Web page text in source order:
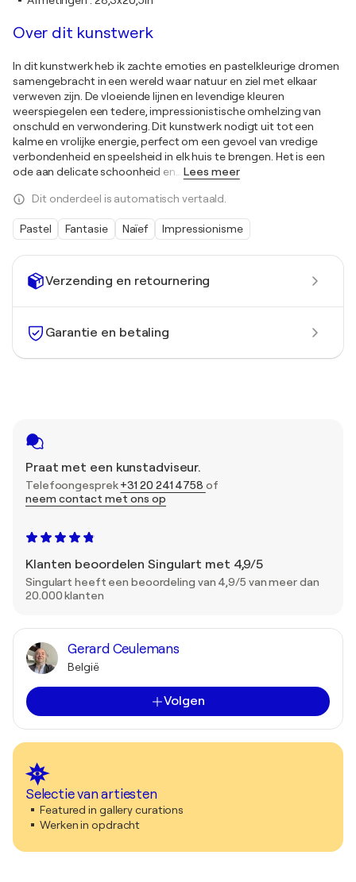
Verzending en retournering
Garantie en betaling
Praat met een kunstadviseur.
Telefoongesprek+31 20 241 4758 of
neem contact met ons op
Klanten beoordelen Singulart met 4,9/5
Singulart heeft een beoordeling van 4,9/5 van meer dan
20.000 klanten
Gerard Ceulemans
België
Volgen
Selectie van artiesten
Featured in gallery curations
Werken in opdracht
Over dit kunstwerk
In dit kunstwerk heb ik zachte emoties en pastelkleurige dromen
samengebracht in een wereld waar natuur en ziel met elkaar
verweven zijn. De vloeiende lijnen en levendige kleuren
weerspiegelen een tedere, impressionistische omhelzing van
onschuld en verwondering. Dit kunstwerk nodigt uit tot een
kalme en vrolijke energie, perfect om een gevoel van vredige
verbondenheid en speelsheid in elk huis te brengen. Het is een
ode aan delicate schoonheid en… Lees meer
Dit onderdeel is automatisch vertaald.
Pastel Fantasie Naïef Impressionisme